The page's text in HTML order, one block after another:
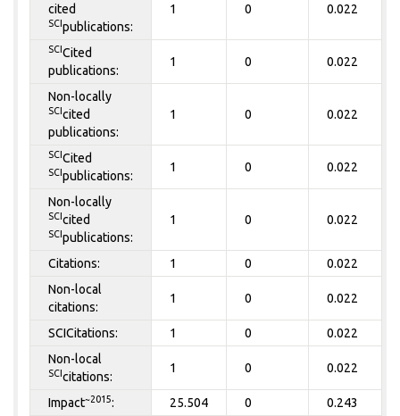
cited
SCIpublications:
1 0 0.022
SCICited
publications:
1 0 0.022
Non-locally
SCIcited
publications:
1 0 0.022
SCICited
SCIpublications:
1 0 0.022
Non-locally
SCIcited
SCIpublications:
1 0 0.022
Citations: 1 0 0.022
Non-local
citations:
1 0 0.022
SCICitations: 1 0 0.022
Non-local
SCIcitations:
1 0 0.022
Impact~2015: 25.504 0 0.243